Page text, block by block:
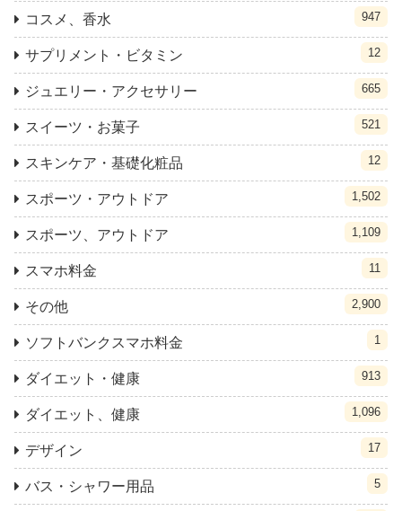
コスメ、香水 947
サプリメント・ビタミン 12
ジュエリー・アクセサリー 665
スイーツ・お菓子 521
スキンケア・基礎化粧品 12
スポーツ・アウトドア 1,502
スポーツ、アウトドア 1,109
スマホ料金 11
その他 2,900
ソフトバンクスマホ料金 1
ダイエット・健康 913
ダイエット、健康 1,096
デザイン 17
バス・シャワー用品 5